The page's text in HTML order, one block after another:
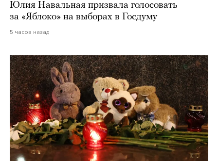
Юлия Навальная призвала голосовать
за «Яблоко» на выборах в Госдуму
5 часов назад